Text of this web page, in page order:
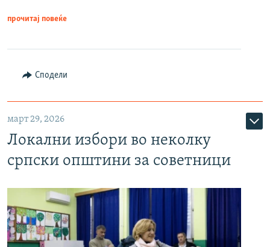
прочитај повеќе
Сподели
март 29, 2026
Локални избори во неколку
српски општини за советници